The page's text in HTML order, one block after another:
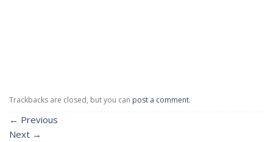
Trackbacks are closed, but you can post a comment.
← Previous
Next →